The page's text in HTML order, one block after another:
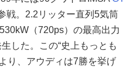
戦。2.2リッター直列5気筒
（720ps）の最高出力
した。この“史上もっとも
り、アウディは7勝を挙げ